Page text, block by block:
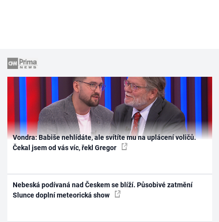
Vondra: Babiše nehlídáte, ale svítíte mu na uplácení voličů.
Čekal jsem od vás víc, řekl Gregor
Nebeská podívaná nad Českem se blíží. Působivé zatmění
Slunce doplní meteorická show